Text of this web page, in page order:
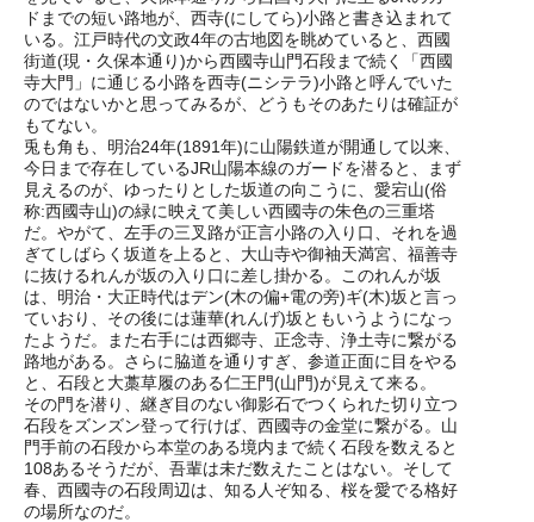
ドまでの短い路地が、西寺(にしてら)小路と書き込まれて
いる。江戸時代の文政4年の古地図を眺めていると、西國
街道(現・久保本通り)から西國寺山門石段まで続く「西國
寺大門」に通じる小路を西寺(ニシテラ)小路と呼んでいた
のではないかと思ってみるが、どうもそのあたりは確証が
もてない。
兎も角も、明治24年(1891年)に山陽鉄道が開通して以来、
今日まで存在しているJR山陽本線のガードを潜ると、まず
見えるのが、ゆったりとした坂道の向こうに、愛宕山(俗
称:西國寺山)の緑に映えて美しい西國寺の朱色の三重塔
だ。やがて、左手の三叉路が正言小路の入り口、それを過
ぎてしばらく坂道を上ると、大山寺や御袖天満宮、福善寺
に抜けるれんが坂の入り口に差し掛かる。このれんが坂
は、明治・大正時代はデン(木の偏+電の旁)ギ(木)坂と言っ
ていおり、その後には蓮華(れんげ)坂ともいうようになっ
たようだ。また右手には西郷寺、正念寺、浄土寺に繋がる
路地がある。さらに脇道を通りすぎ、参道正面に目をやる
と、石段と大藁草履のある仁王門(山門)が見えて来る。
その門を潜り、継ぎ目のない御影石でつくられた切り立つ
石段をズンズン登って行けば、西國寺の金堂に繋がる。山
門手前の石段から本堂のある境内まで続く石段を数えると
108あるそうだが、吾輩は未だ数えたことはない。そして
春、西國寺の石段周辺は、知る人ぞ知る、桜を愛でる格好
の場所なのだ。